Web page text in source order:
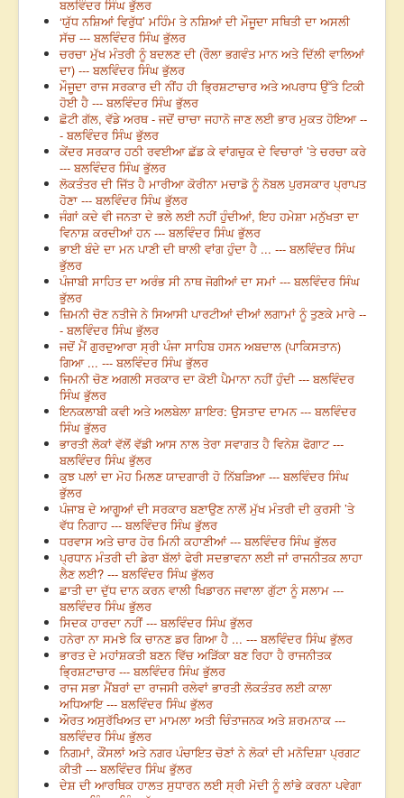
ਬਲਵਿੰਦਰ ਸਿੰਘ ਭੁੱਲਰ
‘ਯੁੱਧ ਨਸ਼ਿਆਂ ਵਿਰੁੱਧ’ ਮਹਿੰਮ ਤੇ ਨਸ਼ਿਆਂ ਦੀ ਮੌਜੂਦਾ ਸਥਿਤੀ ਦਾ ਅਸਲੀ
ਸੱਚ --- ਬਲਵਿੰਦਰ ਸਿੰਘ ਭੁੱਲਰ
ਚਰਚਾ ਮੁੱਖ ਮੰਤਰੀ ਨੂੰ ਬਦਲਣ ਦੀ (ਰੌਲਾ ਭਗਵੰਤ ਮਾਨ ਅਤੇ ਦਿੱਲੀ ਵਾਲਿਆਂ
ਦਾ) --- ਬਲਵਿੰਦਰ ਸਿੰਘ ਭੁੱਲਰ
ਮੌਜੂਦਾ ਰਾਜ ਸਰਕਾਰ ਦੀ ਨੀਂਹ ਹੀ ਭ੍ਰਿਸ਼ਟਾਚਾਰ ਅਤੇ ਅਪਰਾਧ ਉੱਤੇ ਟਿਕੀ
ਹੋਈ ਹੈ --- ਬਲਵਿੰਦਰ ਸਿੰਘ ਭੁੱਲਰ
ਛੋਟੀ ਗੱਲ, ਵੱਡੇ ਅਰਥ - ਜਦੋਂ ਚਾਚਾ ਜਹਾਨੋ ਜਾਣ ਲਈ ਭਾਰ ਮੁਕਤ ਹੋਇਆ --
- ਬਲਵਿੰਦਰ ਸਿੰਘ ਭੁੱਲਰ
ਕੇਂਦਰ ਸਰਕਾਰ ਹਠੀ ਰਵਈਆ ਛੱਡ ਕੇ ਵਾਂਗਚੁਕ ਦੇ ਵਿਚਾਰਾਂ ’ਤੇ ਚਰਚਾ ਕਰੇ
--- ਬਲਵਿੰਦਰ ਸਿੰਘ ਭੁੱਲਰ
ਲੋਕਤੰਤਰ ਦੀ ਜਿੱਤ ਹੈ ਮਾਰੀਆ ਕੋਰੀਨਾ ਮਚਾਡੋ ਨੂੰ ਨੋਬਲ ਪੁਰਸਕਾਰ ਪ੍ਰਾਪਤ
ਹੋਣਾ --- ਬਲਵਿੰਦਰ ਸਿੰਘ ਭੁੱਲਰ
ਜੰਗਾਂ ਕਦੇ ਵੀ ਜਨਤਾ ਦੇ ਭਲੇ ਲਈ ਨਹੀਂ ਹੁੰਦੀਆਂ, ਇਹ ਹਮੇਸ਼ਾ ਮਨੁੱਖਤਾ ਦਾ
ਵਿਨਾਸ਼ ਕਰਦੀਆਂ ਹਨ --- ਬਲਵਿੰਦਰ ਸਿੰਘ ਭੁੱਲਰ
ਭਾਈ ਬੰਦੇ ਦਾ ਮਨ ਪਾਣੀ ਦੀ ਥਾਲੀ ਵਾਂਗ ਹੁੰਦਾ ਹੈ ... --- ਬਲਵਿੰਦਰ ਸਿੰਘ
ਭੁੱਲਰ
ਪੰਜਾਬੀ ਸਾਹਿਤ ਦਾ ਅਰੰਭ ਸੀ ਨਾਥ ਜੋਗੀਆਂ ਦਾ ਸਮਾਂ --- ਬਲਵਿੰਦਰ ਸਿੰਘ
ਭੁੱਲਰ
ਜ਼ਿਮਨੀ ਚੋਣ ਨਤੀਜੇ ਨੇ ਸਿਆਸੀ ਪਾਰਟੀਆਂ ਦੀਆਂ ਲਗਾਮਾਂ ਨੂੰ ਤੁਣਕੇ ਮਾਰੇ --
- ਬਲਵਿੰਦਰ ਸਿੰਘ ਭੁੱਲਰ
ਜਦੋਂ ਮੈਂ ਗੁਰਦੁਆਰਾ ਸ੍ਰੀ ਪੰਜਾ ਸਾਹਿਬ ਹਸਨ ਅਬਦਾਲ (ਪਾਕਿਸਤਾਨ)
ਗਿਆ ... --- ਬਲਵਿੰਦਰ ਸਿੰਘ ਭੁੱਲਰ
ਜਿਮਨੀ ਚੋਣ ਅਗਲੀ ਸਰਕਾਰ ਦਾ ਕੋਈ ਪੈਮਾਨਾ ਨਹੀਂ ਹੁੰਦੀ --- ਬਲਵਿੰਦਰ
ਸਿੰਘ ਭੁੱਲਰ
ਇਨਕਲਾਬੀ ਕਵੀ ਅਤੇ ਅਲਬੇਲਾ ਸ਼ਾਇਰ: ਉਸਤਾਦ ਦਾਮਨ --- ਬਲਵਿੰਦਰ
ਸਿੰਘ ਭੁੱਲਰ
ਭਾਰਤੀ ਲੋਕਾਂ ਵੱਲੋਂ ਵੱਡੀ ਆਸ ਨਾਲ ਤੇਰਾ ਸਵਾਗਤ ਹੈ ਵਿਨੇਸ਼ ਫੋਗਾਟ ---
ਬਲਵਿੰਦਰ ਸਿੰਘ ਭੁੱਲਰ
ਕੁਝ ਪਲਾਂ ਦਾ ਮੋਹ ਮਿਲਣ ਯਾਦਗਾਰੀ ਹੋ ਨਿੱਬੜਿਆ --- ਬਲਵਿੰਦਰ ਸਿੰਘ
ਭੁੱਲਰ
ਪੰਜਾਬ ਦੇ ਆਗੂਆਂ ਦੀ ਸਰਕਾਰ ਬਣਾਉਣ ਨਾਲੋਂ ਮੁੱਖ ਮੰਤਰੀ ਦੀ ਕੁਰਸੀ ’ਤੇ
ਵੱਧ ਨਿਗਾਹ --- ਬਲਵਿੰਦਰ ਸਿੰਘ ਭੁੱਲਰ
ਧਰਵਾਸ ਅਤੇ ਚਾਰ ਹੋਰ ਮਿਨੀ ਕਹਾਣੀਆਂ --- ਬਲਵਿੰਦਰ ਸਿੰਘ ਭੁੱਲਰ
ਪ੍ਰਧਾਨ ਮੰਤਰੀ ਦੀ ਡੇਰਾ ਬੱਲਾਂ ਫੇਰੀ ਸਦਭਾਵਨਾ ਲਈ ਜਾਂ ਰਾਜਨੀਤਕ ਲਾਹਾ
ਲੈਣ ਲਈ? --- ਬਲਵਿੰਦਰ ਸਿੰਘ ਭੁੱਲਰ
ਛਾਤੀ ਦਾ ਦੁੱਧ ਦਾਨ ਕਰਨ ਵਾਲੀ ਖਿਡਾਰਨ ਜਵਾਲਾ ਗੁੱਟਾ ਨੂੰ ਸਲਾਮ ---
ਬਲਵਿੰਦਰ ਸਿੰਘ ਭੁੱਲਰ
ਸਿਦਕ ਹਾਰਦਾ ਨਹੀਂ --- ਬਲਵਿੰਦਰ ਸਿੰਘ ਭੁੱਲਰ
ਹਨੇਰਾ ਨਾ ਸਮਝੇ ਕਿ ਚਾਨਣ ਡਰ ਗਿਆ ਹੈ ... --- ਬਲਵਿੰਦਰ ਸਿੰਘ ਭੁੱਲਰ
ਭਾਰਤ ਦੇ ਮਹਾਂਸ਼ਕਤੀ ਬਣਨ ਵਿੱਚ ਅੜਿੱਕਾ ਬਣ ਰਿਹਾ ਹੈ ਰਾਜਨੀਤਕ
ਭ੍ਰਿਸ਼ਟਾਚਾਰ --- ਬਲਵਿੰਦਰ ਸਿੰਘ ਭੁੱਲਰ
ਰਾਜ ਸਭਾ ਮੈਂਬਰਾਂ ਦਾ ਰਾਜਸੀ ਰਲੇਵਾਂ ਭਾਰਤੀ ਲੋਕਤੰਤਰ ਲਈ ਕਾਲਾ
ਅਧਿਆਇ --- ਬਲਵਿੰਦਰ ਸਿੰਘ ਭੁੱਲਰ
ਔਰਤ ਅਸੁਰੱਖਿਅਤ ਦਾ ਮਾਮਲਾ ਅਤੀ ਚਿੰਤਾਜਨਕ ਅਤੇ ਸ਼ਰਮਨਾਕ ---
ਬਲਵਿੰਦਰ ਸਿੰਘ ਭੁੱਲਰ
ਨਿਗਮਾਂ, ਕੌਂਸਲਾਂ ਅਤੇ ਨਗਰ ਪੰਚਾਇਤ ਚੋਣਾਂ ਨੇ ਲੋਕਾਂ ਦੀ ਮਨੋਦਿਸ਼ਾ ਪ੍ਰਗਟ
ਕੀਤੀ --- ਬਲਵਿੰਦਰ ਸਿੰਘ ਭੁੱਲਰ
ਦੇਸ਼ ਦੀ ਆਰਥਿਕ ਹਾਲਤ ਸੁਧਾਰਨ ਲਈ ਸ੍ਰੀ ਮੋਦੀ ਨੂੰ ਲਾਂਭੇ ਕਰਨਾ ਪਵੇਗਾ